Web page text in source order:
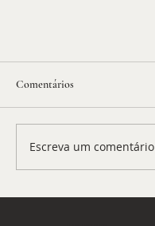
Comentários
Escreva um comentário